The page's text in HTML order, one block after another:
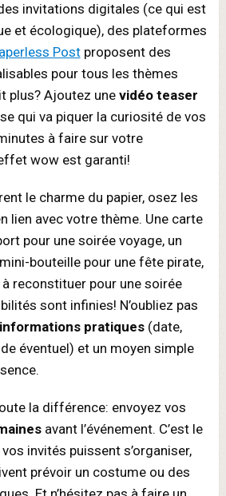
invitations digitales (ce qui est
et écologique), des plateformes
Postproposent des
pour tous les thèmes
plus? Ajoutez une vidéo teaser
qui va piquer la curiosité de vos
à faire sur votre
wow est garanti!
le charme du papier, osez les
lien avec votre thème. Une carte
pour une soirée voyage, un
bouteille pour une fête pirate,
reconstituer pour une soirée
sont infinies! N’oubliez pas
informations pratiques(date,
éventuel) et un moyen simple
la différence: envoyez vos
avant l’événement. C’est le
invités puissent s’organiser,
prévoir un costume ou des